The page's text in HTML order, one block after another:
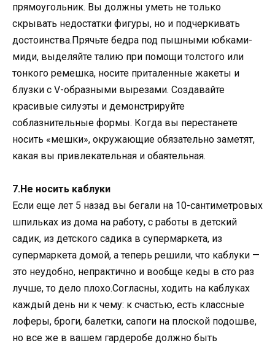
прямоугольник. Вы должны уметь не только
скрывать недостатки фигуры, но и подчеркивать
достоинства.Прячьте бедра под пышными юбками-
миди, выделяйте талию при помощи толстого или
тонкого ремешка, носите приталенные жакеты и
блузки с V-образными вырезами. Создавайте
красивые силуэты и демонстрируйте
соблазнительные формы. Когда вы перестанете
носить «мешки», окружающие обязательно заметят,
какая вы привлекательная и обаятельная.
7.Не носить каблуки
Если еще лет 5 назад вы бегали на 10-сантиметровых
шпильках из дома на работу, с работы в детский
садик, из детского садика в супермаркета, из
супермаркета домой, а теперь решили, что каблуки —
это неудобно, непрактично и вообще кеды в сто раз
лучше, то дело плохо.Согласны, ходить на каблуках
каждый день ни к чему: к счастью, есть классные
лоферы, броги, балетки, сапоги на плоской подошве,
но все же в вашем гардеробе должно быть